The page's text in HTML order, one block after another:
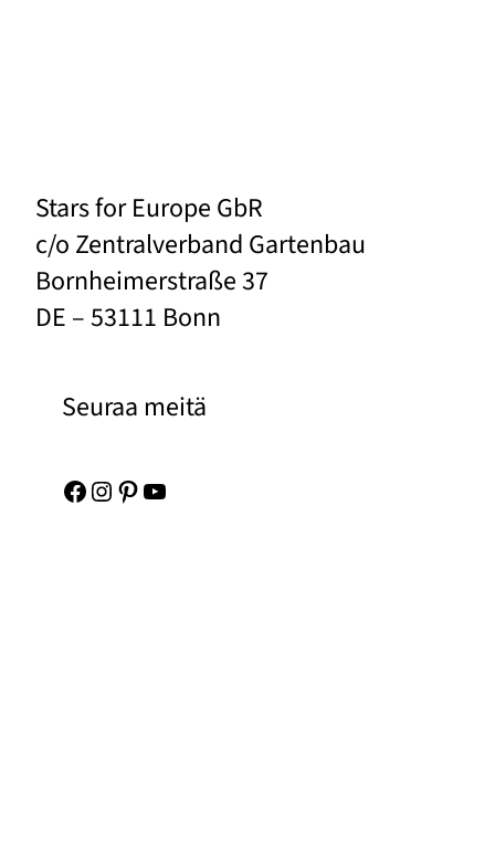
Stars for Europe GbR
c/o Zentralverband Gartenbau
Bornheimerstraße 37
DE – 53111 Bonn
Seuraa meitä
Facebook Instagram Pinterest YouTube